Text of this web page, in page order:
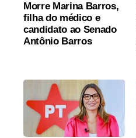
Morre Marina Barros,
filha do médico e
candidato ao Senado
Antônio Barros